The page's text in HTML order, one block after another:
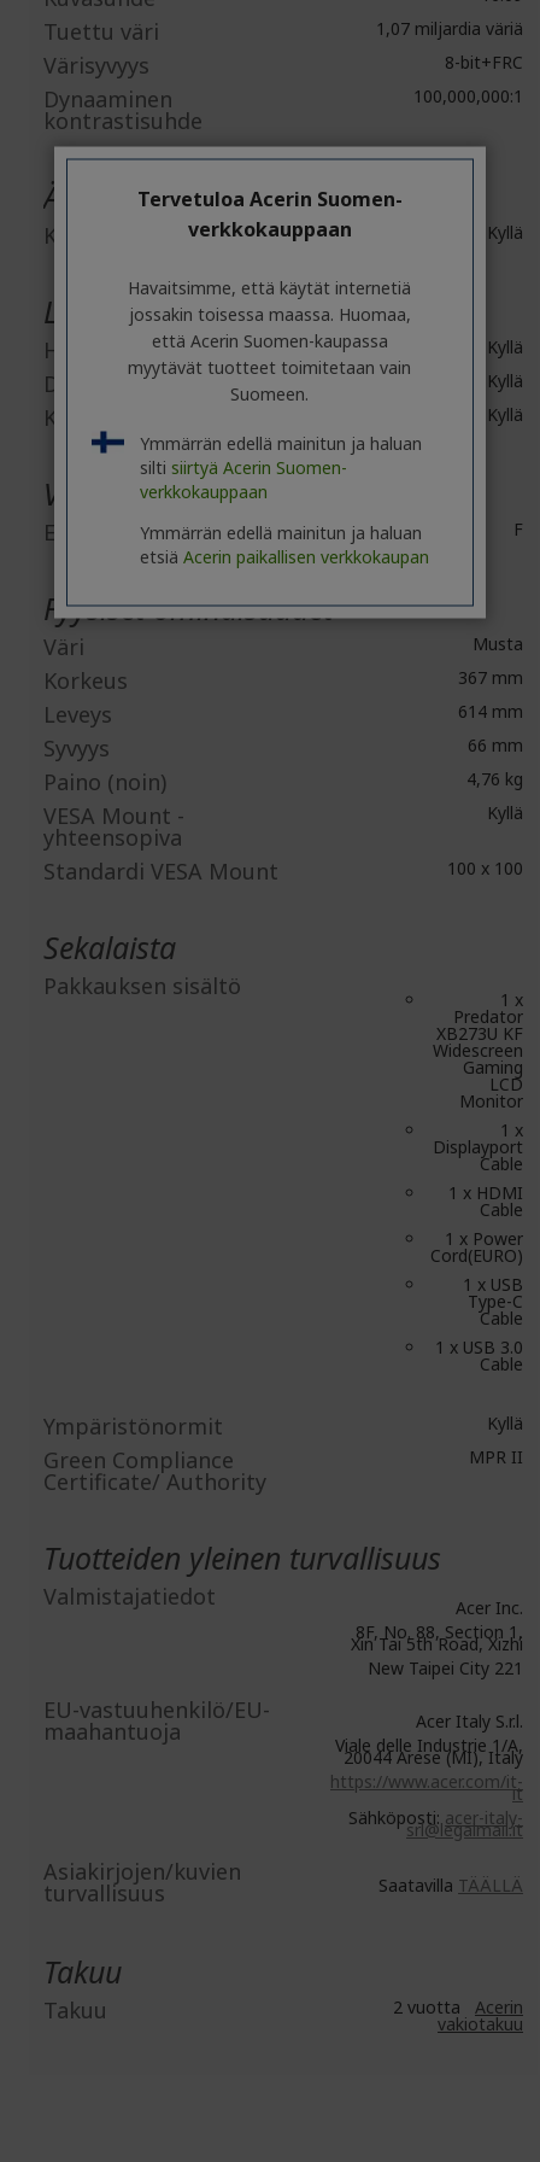
Tuettu väri 1,07 miljardia väriä
Värisyvyys 8-bit+FRC
Dynaaminen
kontrastisuhde
100,000,000:1
Äänet
Kaiuttimet Kyllä
Liitännät/portit
HDMI Kyllä
DisplayPort Kyllä
Kuuloke Kyllä
Virtaratkaisun kuvaus
Energiatehokkuusluokitus F
Fyysiset ominaisuudet
Väri Musta
Korkeus 367 mm
Leveys 614 mm
Syvyys 66 mm
Paino (noin) 4,76 kg
VESA Mount -
yhteensopiva
Kyllä
Standardi VESA Mount 100 x 100
Sekalaista
Pakkauksen sisältö 1 x
Predator
XB273U KF
Widescreen
Gaming
LCD
Monitor
1 x
Displayport
Cable
1 x HDMI
Cable
1 x Power
Cord(EURO)
1 x USB
Type-C
Cable
1 x USB 3.0
Cable
Ympäristönormit Kyllä
Green Compliance
Certificate/ Authority
MPR II
Tuotteiden yleinen turvallisuus
Valmistajatiedot
Acer Inc.
8F, No. 88, Section 1,
Xin Tai 5th Road, Xizhi
New Taipei City 221
EU-vastuuhenkilö/EU-
maahantuoja
Acer Italy S.r.l.
Viale delle Industrie 1/A,
20044 Arese (MI), Italy
https://www.acer.com/it-
it
Sähköposti:acer-italy-
srl@legalmail.it
Asiakirjojen/kuvien
turvallisuus Saatavilla TÄÄLLÄ
Takuu
Takuu 2 vuotta Acerin
vakiotakuu
Tervetuloa Acerin Suomen-
verkkokauppaan
Havaitsimme, että käytät internetiä
jossakin toisessa maassa. Huomaa,
että Acerin Suomen-kaupassa
myytävät tuotteet toimitetaan vain
Suomeen.
Ymmärrän edellä mainitun ja haluan
silti siirtyä Acerin Suomen-
verkkokauppaan
Ymmärrän edellä mainitun ja haluan
etsiä Acerin paikallisen verkkokaupan